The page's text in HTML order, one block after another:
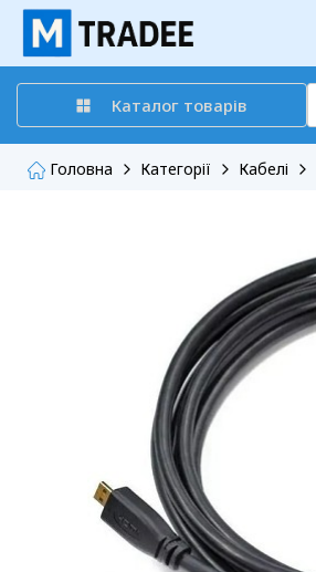
Каталог товарів
Головна Категорії Кабелі